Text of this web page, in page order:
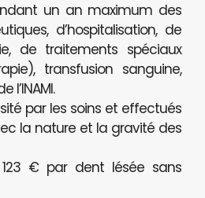
un an maximum des
d’hospitalisation, de
de traitements spéciaux
transfusion sanguine,
l’INAMI.
par les soins et effectués
la nature et la gravité des
€ par dent lésée sans